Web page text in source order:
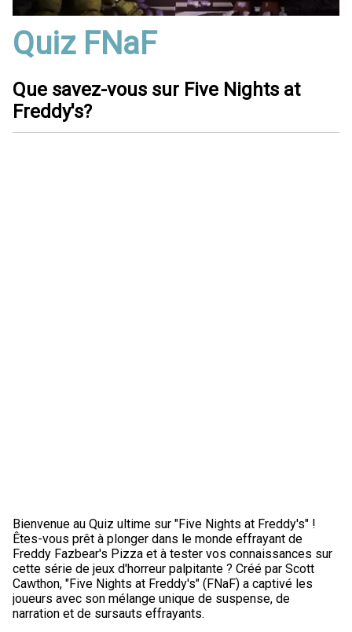
Quiz FNaF
Que savez-vous sur Five Nights at
Freddy's?
Bienvenue au Quiz ultime sur "Five Nights at Freddy's" !
Êtes-vous prêt à plonger dans le monde effrayant de
Freddy Fazbear's Pizza et à tester vos connaissances sur
cette série de jeux d'horreur palpitante ? Créé par Scott
Cawthon, "Five Nights at Freddy's" (FNaF) a captivé les
joueurs avec son mélange unique de suspense, de
narration et de sursauts effrayants.